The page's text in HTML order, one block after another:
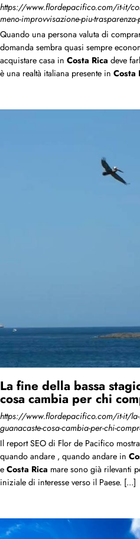
https://www.flordepacifico.com/it-it/
meno-improvvisazione-piu-trasparenza-
Quando una persona valuta di
domanda sembra quasi sempre
acquistare casa in Costa Rica deve
è una realtà italiana presente in Costa
La fine della bassa
cosa cambia per chi
https://www.flordepacifico.com/it-it/la-
guanacaste-cosa-cambia-per-chi-
Il report SEO di Flor de Pacifico
quando andare , quando andare in
e Costa Rica mare sono già rilevanti
iniziale di interesse verso il Paese. [...]